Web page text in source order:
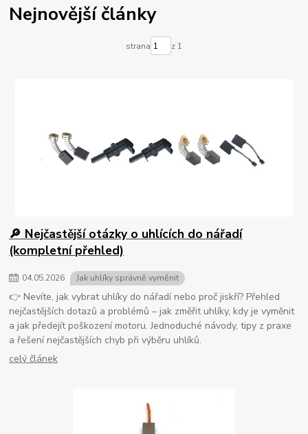
Nejnovější články
strana z 1
🔎 Nejčastější otázky o uhlících do nářadí
(kompletní přehled)
04.05.2026 Jak uhlíky správně vyměnit
👉 Nevíte, jak vybrat uhlíky do nářadí nebo proč jiskří? Přehled
nejčastějších dotazů a problémů – jak změřit uhlíky, kdy je vyměnit
a jak předejít poškození motoru. Jednoduché návody, tipy z praxe
a řešení nejčastějších chyb při výběru uhlíků.
celý článek